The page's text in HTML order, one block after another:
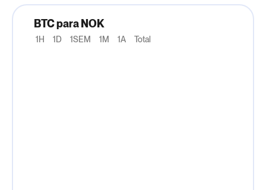
BTC para NOK
1H 1D 1SEM 1M 1A Total